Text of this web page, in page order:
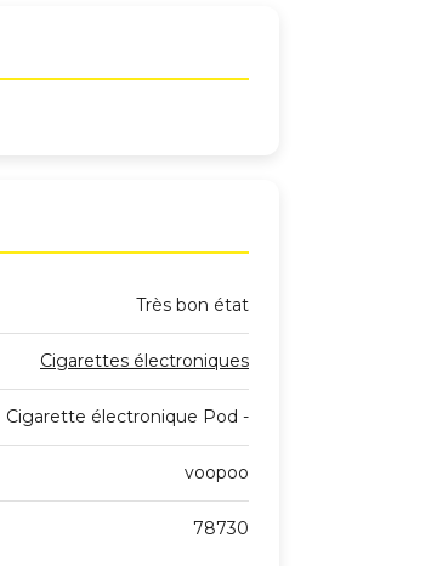
Très bon état
Cigarettes électroniques
Cigarette électronique Pod -
voopoo
78730